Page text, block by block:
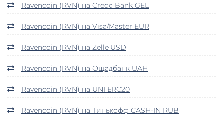
Ravencoin (RVN) на Credo Bank GEL
Ravencoin (RVN) на Visa/Master EUR
Ravencoin (RVN) на Zelle USD
Ravencoin (RVN) на Ощадбанк UAH
Ravencoin (RVN) на UNI ERC20
Ravencoin (RVN) на Тинькофф CASH-IN RUB